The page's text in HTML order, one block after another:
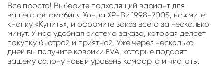
Все просто! Выберите подходящий вариант для
вашего автомобиля Хонда ХР-Ви 1998-2005, нажмите
кнопку «Купить», и оформите заказ всего за несколько
минут. У нас удобная система заказа, которая делает
покупку быстрой и приятной. Уже через несколько
дней вы получите коврики EVA, которые подарят
вашему салону новый уровень комфорта и чистоты.